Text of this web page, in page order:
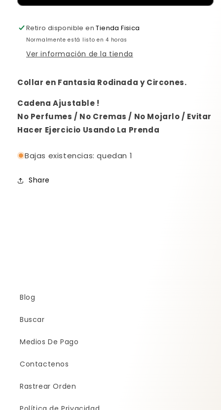
Retiro disponible enTienda Fisica
Normalmente está listo en 4 horas
Ver información de la tienda
Collar en Fantasia Rodinada y Circones.
Cadena Ajustable !
No Perfumes / No Cremas / No Mojarlo / Evitar
Hacer Ejercicio Usando La Prenda
Bajas existencias: quedan 1
Share
Blog
Buscar
Medios De Pago
Contactenos
Rastrear Orden